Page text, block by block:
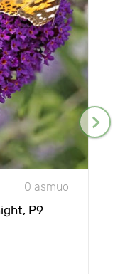
0 asmuo
P9